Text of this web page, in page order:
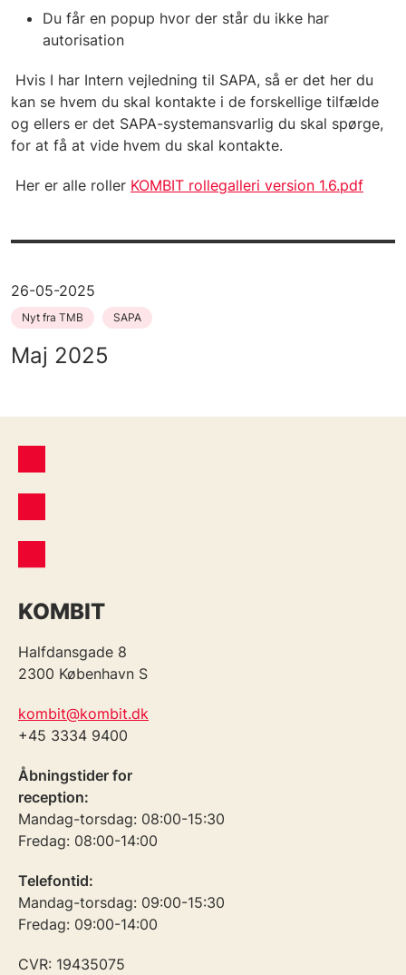
Du får en popup hvor der står du ikke har
autorisation
Hvis I har Intern vejledning til SAPA, så er det her du
kan se hvem du skal kontakte i de forskellige tilfælde
og ellers er det SAPA-systemansvarlig du skal spørge,
for at få at vide hvem du skal kontakte.
Her er alle roller KOMBIT rollegalleri version 1.6.pdf
26-05-2025
Nyt fra TMB SAPA
Maj 2025
KOMBIT
Halfdansgade 8
2300 København S
kombit@kombit.dk
+45 3334 9400
Åbningstider for
reception:
Mandag-torsdag: 08:00-15:30
Fredag: 08:00-14:00
Telefontid:
Mandag-torsdag: 09:00-15:30
Fredag: 09:00-14:00
CVR: 19435075